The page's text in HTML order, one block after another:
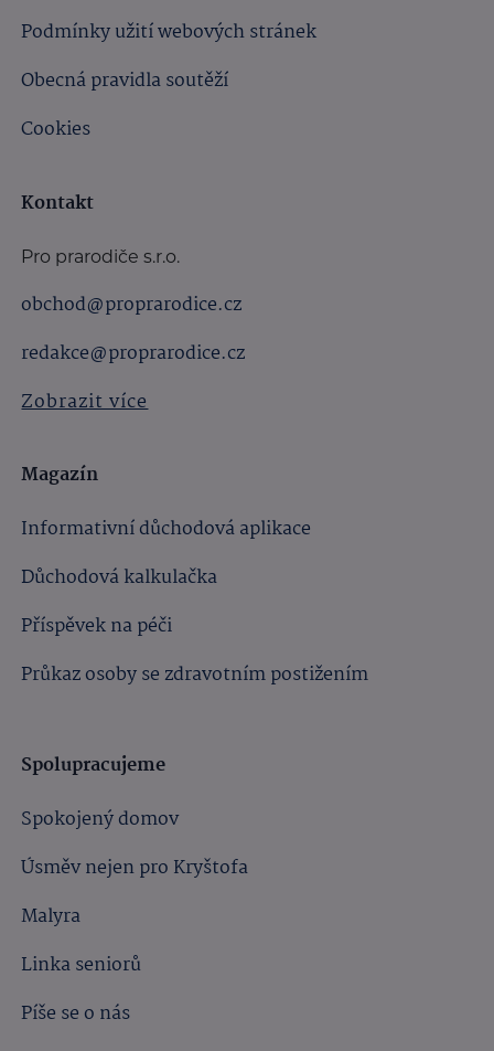
Podmínky užití webových stránek
Obecná pravidla soutěží
Cookies
Kontakt
Pro prarodiče s.r.o.
obchod@proprarodice.cz
redakce@proprarodice.cz
Zobrazit více
Magazín
Informativní důchodová aplikace
Důchodová kalkulačka
Příspěvek na péči
Průkaz osoby se zdravotním postižením
Spolupracujeme
Spokojený domov
Úsměv nejen pro Kryštofa
Malyra
Linka seniorů
Píše se o nás